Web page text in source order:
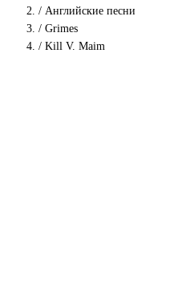
/ Английские песни
/ Grimes
/ Kill V. Maim